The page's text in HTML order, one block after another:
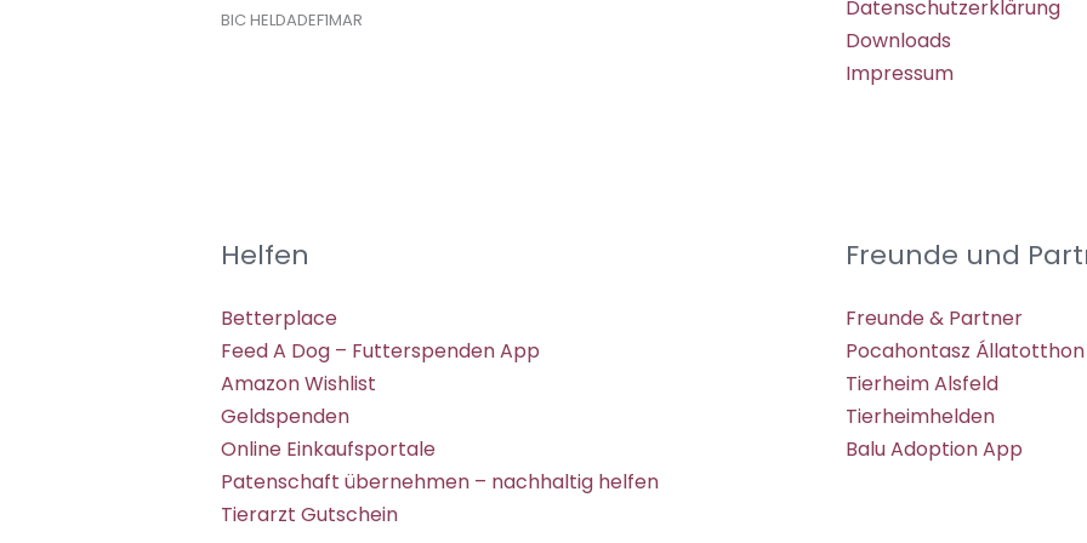
BIC HELDADEF1MAR
Datenschutzerklärung
Downloads
Impressum
Helfen
Betterplace
Feed A Dog – Futterspenden App
Amazon Wishlist
Geldspenden
Online Einkaufsportale
Patenschaft übernehmen – nachhaltig helfen
Tierarzt Gutschein
Freunde und
Freunde & Partner
Pocahontasz Állatotthon
Tierheim Alsfeld
Tierheimhelden
Balu Adoption App